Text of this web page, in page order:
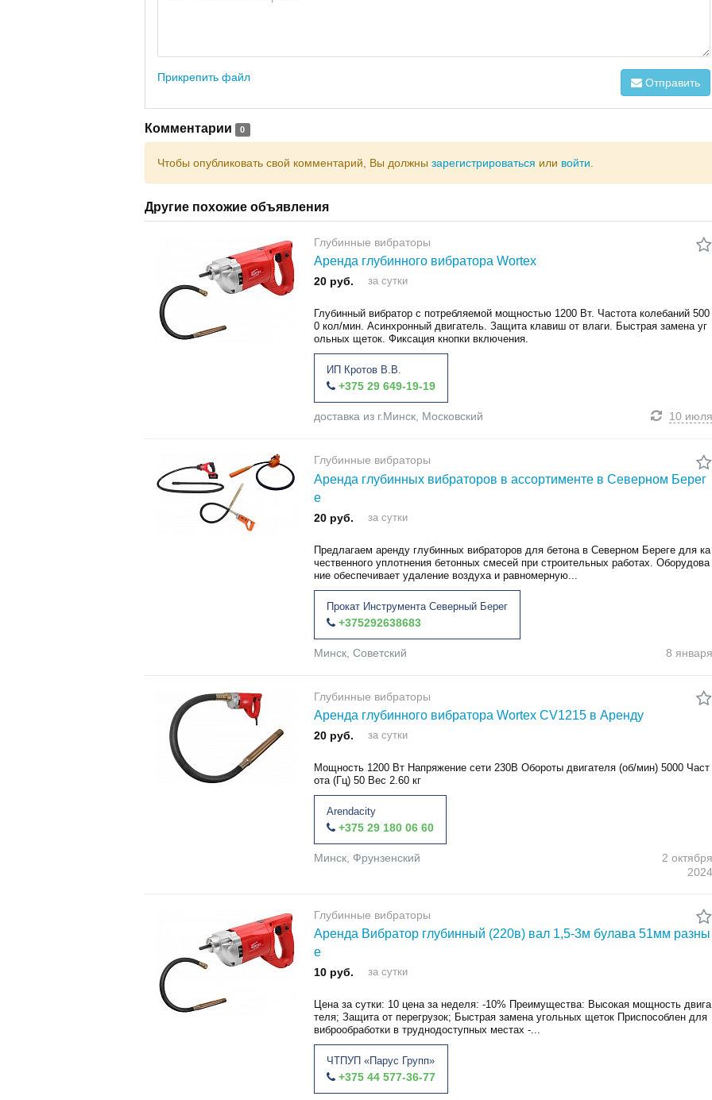
Прикрепить файл Отправить
Комментарии 0
Чтобы опубликовать свой комментарий, Вы должны зарегистрироваться или войти
Другие похожие объявления
Глубинные вибраторы
Аренда глубинного вибратора Wortex
20 руб. за сутки
Глубинный вибратор с потребляемой мощностью 1200 Вт. Частота колебаний 500
0 кол/мин. Асинхронный двигатель. Защита клавиш от влаги. Быстрая замена уг
ольных щеток. Фиксация кнопки включения.
ИП Кротов В.В.
+375 29 649-19-19
доставка из г.Минск, Московский 10 июля
Глубинные вибраторы
Аренда глубинных вибраторов в ассортименте в Северном Берег
е
20 руб. за сутки
Предлагаем аренду глубинных вибраторов для бетона в Северном Береге для ка
чественного уплотнения бетонных смесей при строительных работах. Оборудова
ние обеспечивает удаление воздуха и равномерную...
Прокат Инструмента Северный Берег
+375292638683
Минск, Советский 8 января
Глубинные вибраторы
Аренда глубинного вибратора Wortex CV1215 в Аренду
20 руб. за сутки
Мощность 1200 Вт Напряжение сети 230В Обороты двигателя (об/мин) 5000 Част
ота (Гц) 50 Вес 2.60 кг
Arendacity
+375 29 180 06 60
Минск, Фрунзенский
2 октября
2024
Глубинные вибраторы
Аренда Вибратор глубинный (220в) вал 1,5-3м булава 51мм разны
е
10 руб. за сутки
Цена за сутки: 10 цена за неделя: -10% Преимущества: Высокая мощность двига
теля; Защита от перегрузок; Быстрая замена угольных щеток Приспособлен для
виброобработки в труднодоступных местах -...
ЧТПУП «Парус Групп»
+375 44 577-36-77